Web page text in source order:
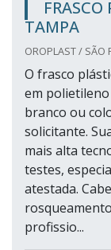
TAMPA
OROPLAST / SÃO
O frasco
em polietileno
branco ou
solicitante.
mais alta
testes,
atestada.
profissio...